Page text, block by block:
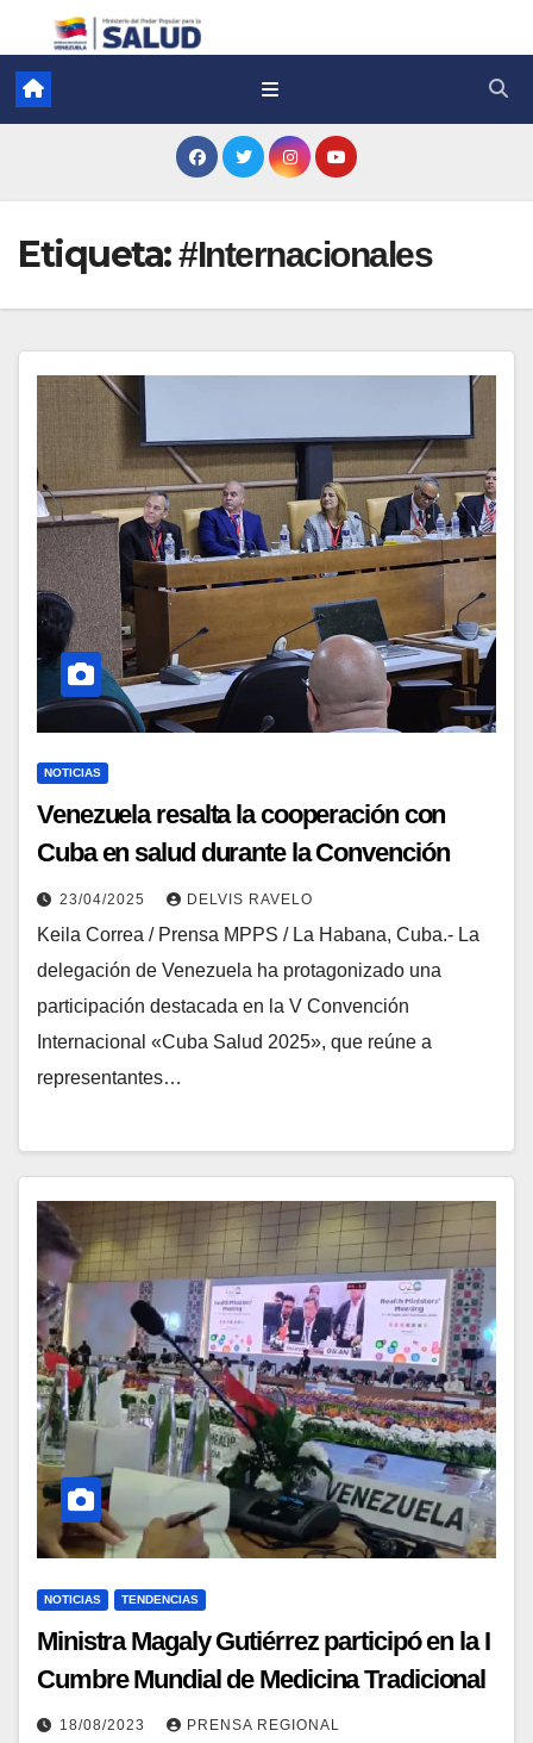
Etiqueta:#Internacionales
NOTICIAS
Venezuela resalta la cooperación con
Cuba en salud durante la Convención
Internacional «Cuba Salud 2025»
23/04/2025 DELVIS RAVELO
Keila Correa / Prensa MPPS / La Habana, Cuba.- La
delegación de Venezuela ha protagonizado una
participación destacada en la V Convención
Internacional «Cuba Salud 2025», que reúne a
representantes…
NOTICIAS TENDENCIAS
Ministra Magaly Gutiérrez participó en la I
Cumbre Mundial de Medicina Tradicional
18/08/2023 PRENSA REGIONAL